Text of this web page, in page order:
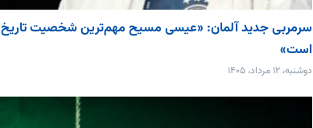
سرمربی جدید آلمان: «عیسی مسیح مهم‌ترین شخصیت تاریخ
است»
دوشنبه، ۱۲ مرداد، ۱۴۰۵